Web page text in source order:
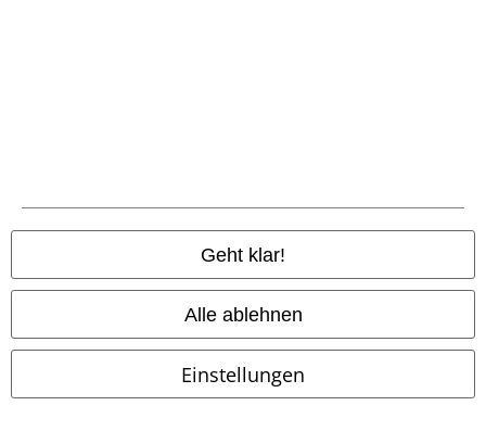
Geht klar!
Alle ablehnen
Einstellungen
Nachnahme
Versender